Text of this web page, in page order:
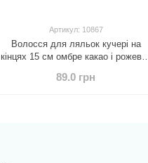
Артикул: 10867
Волосся для ляльок кучері на
кінцях 15 см омбре какао і рожевий
89.0 грн